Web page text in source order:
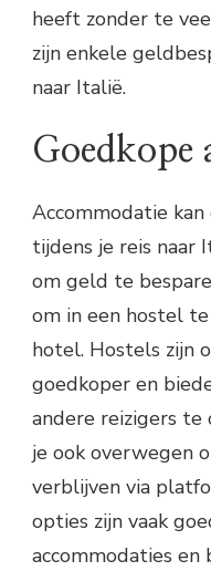
heeft zonder te
zijn enkele
naar Italië.
Goedkope
Accommodatie
tijdens je reis naar
om geld te
om in een hostel
hotel. Hostels zijn
goedkoper en
andere reizigers te
je ook overwegen
verblijven via
opties zijn vaak
accommodaties en